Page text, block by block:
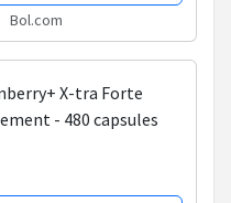
Bol.com
X-tra Forte
- 480 capsules